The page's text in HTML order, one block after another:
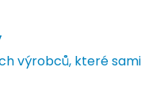
výrobců, které sami